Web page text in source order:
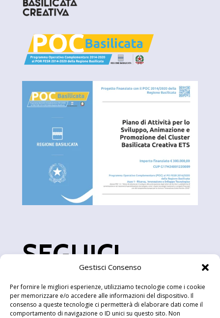
Gestisci Consenso
Per fornire le migliori esperienze, utilizziamo tecnologie come i cookie
per memorizzare e/o accedere alle informazioni del dispositivo. Il
consenso a queste tecnologie ci permetterà di elaborare dati come il
comportamento di navigazione o ID unici su questo sito. Non
SEGUICI